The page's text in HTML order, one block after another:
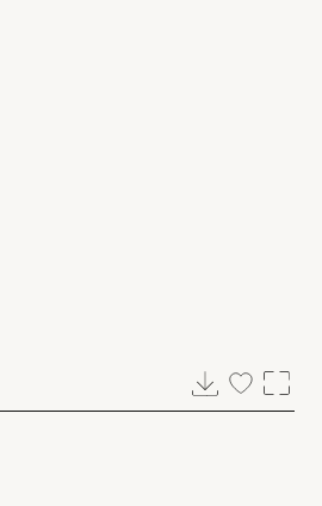
Pobierz
Dodaj